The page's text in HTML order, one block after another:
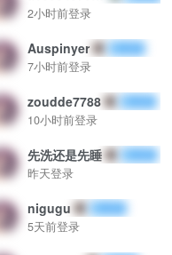
2小时前登录
Auspinyer
7小时前登录
zoudde7788
10小时前登录
先洗还是先睡
昨天登录
nigugu
5天前登录